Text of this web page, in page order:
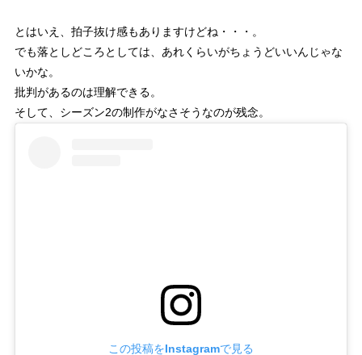
とはいえ、拍子抜け感もありますけどね・・・。
でも落としどころとしては、あれくらいがちょうどいいんじゃな
いかな。
批判があるのは理解できる。
そして、シーズン2の制作がなさそうなのが残念。
この投稿をInstagramで見る